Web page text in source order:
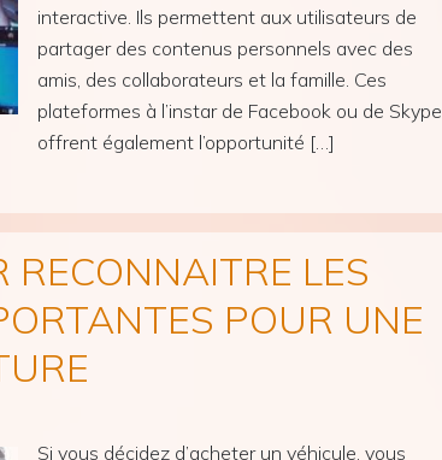
interactive. Ils permettent aux utilisateurs de
partager des contenus personnels avec des
amis, des collaborateurs et la famille. Ces
plateformes à l’instar de Facebook ou de Skype
offrent également l’opportunité […]
RECONNAITRE LES
POUR UNE
Si vous décidez d’acheter un véhicule, vous